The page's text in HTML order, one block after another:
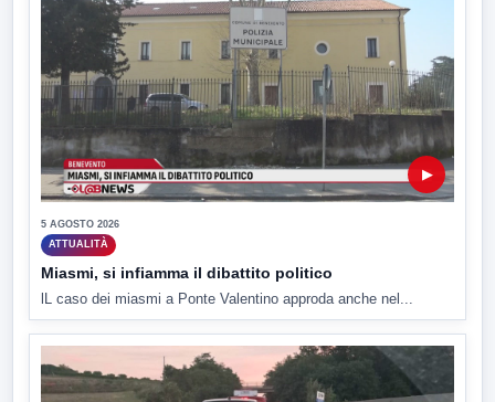
▶
5 AGOSTO 2026
ATTUALITÀ
Miasmi, si infiamma il dibattito politico
lL caso dei miasmi a Ponte Valentino approda anche nel...